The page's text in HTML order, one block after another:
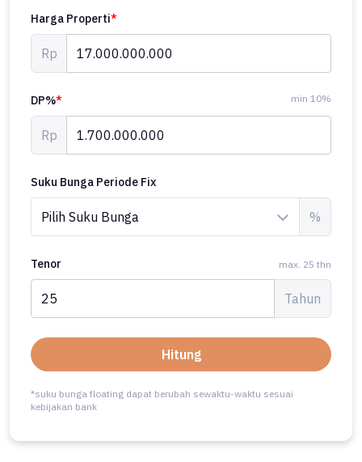
#ocasaproperty #kebayoranbaru #dharmawangsaresidence
#apartemendijual
Harga Properti*
Rp
DP%* min 10%
Rp
Suku Bunga Periode Fix
%
Tenor max. 25 thn
Tahun
Hitung
*suku bunga floating dapat berubah sewaktu-waktu sesuai
kebijakan bank